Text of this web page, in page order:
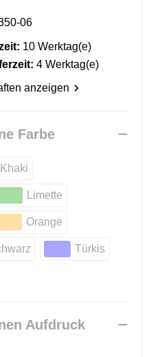
06
10 Werktag(e)
4 Werktag(e)
anzeigen
Farbe
Khaki
Limette
Orange
Türkis
Aufdruck